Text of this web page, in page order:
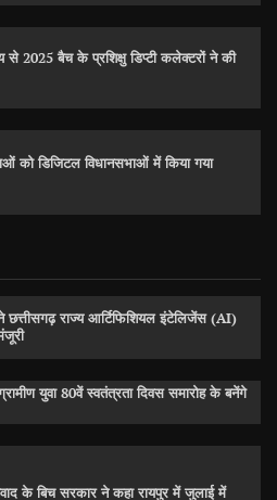
से 2025 बैच के प्रशिक्षु डिप्टी कलेक्टरों ने की
को डिजिटल विधानसभाओं में किया गया
छत्तीसगढ़ राज्य आर्टिफिशियल इंटेलिजेंस (AI)
युवा 80वें स्वतंत्रता दिवस समारोह के बनेंगे
के बिच सरकार ने कहा रायपुर में जुलाई में